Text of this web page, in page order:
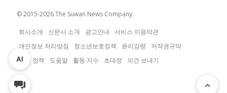
© 2015-2026The Suwan News Company.
회사소개 신문사 소개 광고안내
서비스 이용약관
개인정보 처리방침
청소년보호정책 윤리강령
저작권규약
운영 정책
도움말 활동 지수 초대장 의견 보내기
AI